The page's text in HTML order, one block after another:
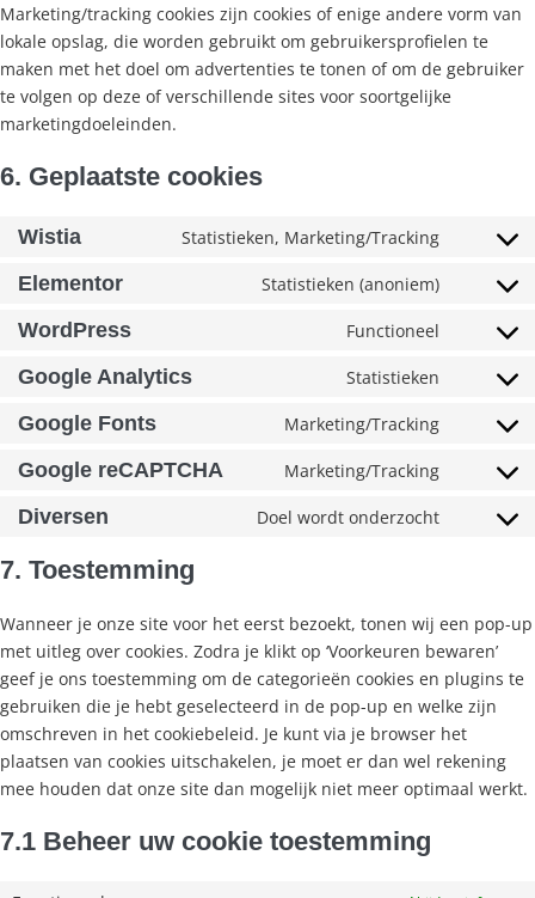
Marketing/tracking cookies zijn cookies of enige andere vorm van
lokale opslag, die worden gebruikt om gebruikersprofielen te
maken met het doel om advertenties te tonen of om de gebruiker
te volgen op deze of verschillende sites voor soortgelijke
marketingdoeleinden.
6. Geplaatste cookies
Wistia Statistieken, Marketing/Tracking
Elementor Statistieken (anoniem)
WordPress Functioneel
Google Analytics Statistieken
Google Fonts Marketing/Tracking
Google reCAPTCHA Marketing/Tracking
Diversen Doel wordt onderzocht
7. Toestemming
Wanneer je onze site voor het eerst bezoekt, tonen wij een pop-up
met uitleg over cookies. Zodra je klikt op ‘Voorkeuren bewaren’
geef je ons toestemming om de categorieën cookies en plugins te
gebruiken die je hebt geselecteerd in de pop-up en welke zijn
omschreven in het cookiebeleid. Je kunt via je browser het
plaatsen van cookies uitschakelen, je moet er dan wel rekening
mee houden dat onze site dan mogelijk niet meer optimaal werkt.
7.1 Beheer uw cookie toestemming